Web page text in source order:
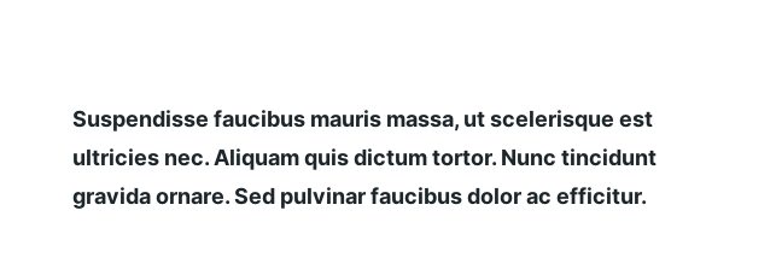
Suspendisse faucibus mauris massa, ut scelerisque est
ultricies nec. Aliquam quis dictum tortor. Nunc tincidunt
gravida ornare. Sed pulvinar faucibus dolor ac efficitur.